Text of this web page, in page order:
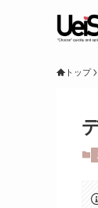
トップ